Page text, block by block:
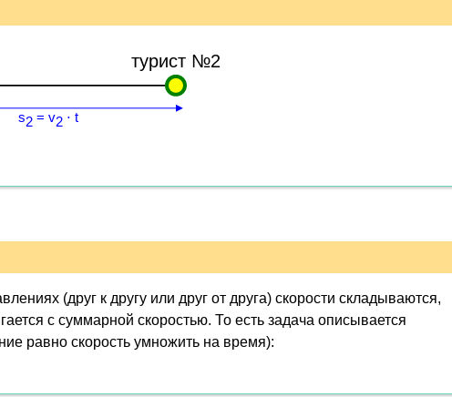
турист №2
s2 = v2 ⋅ t
(друг к другу или друг от друга) скорости складываются,
с суммарной скоростью. То есть задача описывается
равно скорость умножить на время):